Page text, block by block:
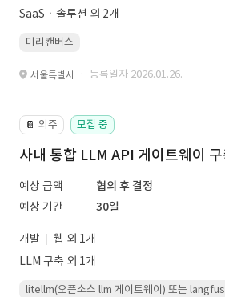
SaaSㆍ솔루션 외 2개
미리캔버스
서울특별시 · 등록일자 2026.01.26.
📔 외주 모집 중
사내 통합 LLM API 게이트웨이
예상 금액
협의 후 결정
예상 기간
30일
개발
웹 외 1개
LLM 구축 외 1개
litellm(오픈소스 llm 게이트웨이) 또는